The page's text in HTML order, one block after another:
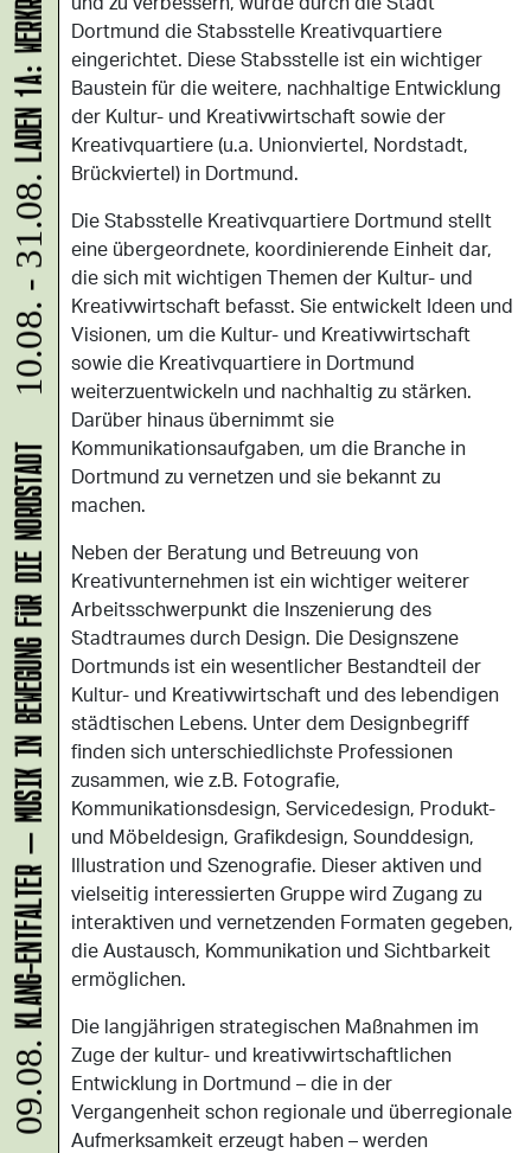
Dortmund die Stabsstelle Kreativquartiere
eingerichtet. Diese Stabsstelle ist ein wichtiger
Baustein für die weitere, nachhaltige Entwicklung
der Kultur- und Kreativwirtschaft sowie der
Kreativquartiere (u.a. Unionviertel, Nordstadt,
Brückviertel) in Dortmund.
Die Stabsstelle Kreativquartiere Dortmund stellt
eine übergeordnete, koordinierende Einheit dar,
die sich mit wichtigen Themen der Kultur- und
Kreativwirtschaft befasst. Sie entwickelt Ideen und
Visionen, um die Kultur- und Kreativwirtschaft
sowie die Kreativquartiere in Dortmund
weiterzuentwickeln und nachhaltig zu stärken.
Darüber hinaus übernimmt sie
Kommunikationsaufgaben, um die Branche in
Dortmund zu vernetzen und sie bekannt zu
machen.
Neben der Beratung und Betreuung von
Kreativunternehmen ist ein wichtiger weiterer
Arbeitsschwerpunkt die Inszenierung des
Stadtraumes durch Design. Die Designszene
Dortmunds ist ein wesentlicher Bestandteil der
Kultur- und Kreativwirtschaft und des lebendigen
städtischen Lebens. Unter dem Designbegriff
finden sich unterschiedlichste Professionen
zusammen, wie z.B. Fotografie,
Kommunikationsdesign, Servicedesign, Produkt-
und Möbeldesign, Grafikdesign, Sounddesign,
Illustration und Szenografie. Dieser aktiven und
vielseitig interessierten Gruppe wird Zugang zu
interaktiven und vernetzenden Formaten gegeben,
die Austausch, Kommunikation und Sichtbarkeit
ermöglichen.
Die langjährigen strategischen Maßnahmen im
Zuge der kultur- und kreativwirtschaftlichen
Entwicklung in Dortmund – die in der
Vergangenheit schon regionale und überregionale
Aufmerksamkeit erzeugt haben – werden
09.08.
KLANG-ENTFALTER – MUSIK IN BEWEGUNG FÜR DIE NORDSTADT
10.08. - 31.08.